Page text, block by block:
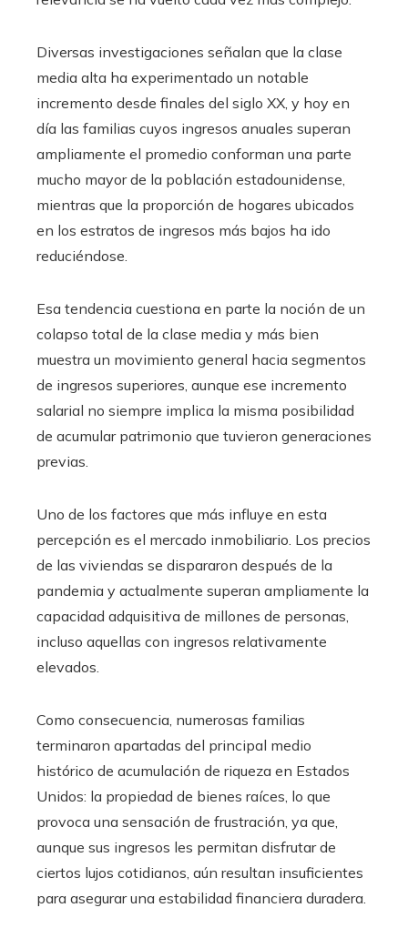
Diversas investigaciones señalan que la clase
media alta ha experimentado un notable
incremento desde finales del siglo XX, y hoy en
día las familias cuyos ingresos anuales superan
ampliamente el promedio conforman una parte
mucho mayor de la población estadounidense,
mientras que la proporción de hogares ubicados
en los estratos de ingresos más bajos ha ido
reduciéndose.
Esa tendencia cuestiona en parte la noción de un
colapso total de la clase media y más bien
muestra un movimiento general hacia segmentos
de ingresos superiores, aunque ese incremento
salarial no siempre implica la misma posibilidad
de acumular patrimonio que tuvieron generaciones
previas.
Uno de los factores que más influye en esta
percepción es el mercado inmobiliario. Los precios
de las viviendas se dispararon después de la
pandemia y actualmente superan ampliamente la
capacidad adquisitiva de millones de personas,
incluso aquellas con ingresos relativamente
elevados.
Como consecuencia, numerosas familias
terminaron apartadas del principal medio
histórico de acumulación de riqueza en Estados
Unidos: la propiedad de bienes raíces, lo que
provoca una sensación de frustración, ya que,
aunque sus ingresos les permitan disfrutar de
ciertos lujos cotidianos, aún resultan insuficientes
para asegurar una estabilidad financiera duradera.